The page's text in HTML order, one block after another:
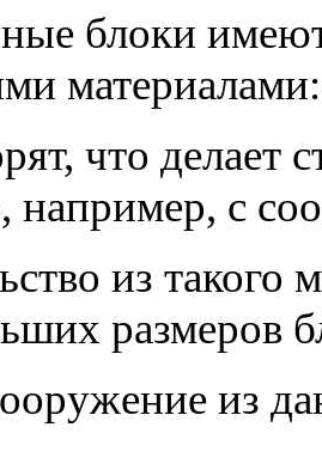
блоки
материалами:
что делает
например, с
из такого
размеров
из